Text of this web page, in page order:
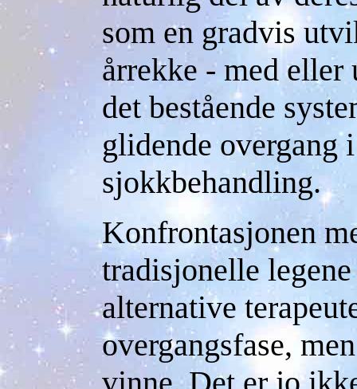
som en gradvis
årrekke - med eller
det bestående
glidende overgang
sjokkbehandling.
Konfrontasjonen
tradisjonelle
alternative
overgangsfase,